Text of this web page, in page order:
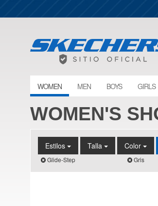
WOMEN MEN BOYS GIRLS
WOMEN'S
Estilos
Glide-Step
Talla Color
Gris